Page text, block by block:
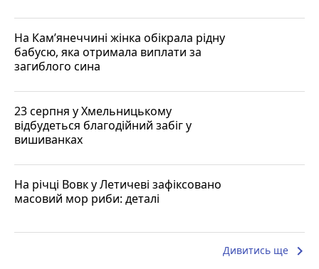
На Кам’янеччині жінка обікрала рідну
бабусю, яка отримала виплати за
загиблого сина
23 серпня у Хмельницькому
відбудеться благодійний забіг у
вишиванках
На річці Вовк у Летичеві зафіксовано
масовий мор риби: деталі
Дивитись ще keyboard_arrow_right